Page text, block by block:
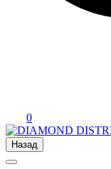
0
Назад